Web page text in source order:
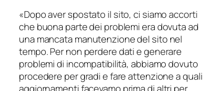
«Dopo aver spostato il sito, ci siamo accorti
che buona parte dei problemi era dovuta ad
una mancata manutenzione del sito nel
tempo. Per non perdere dati e generare
problemi di incompatibilità, abbiamo dovuto
procedere per gradi e fare attenzione a quali
aggiornamenti facevamo prima di altri per